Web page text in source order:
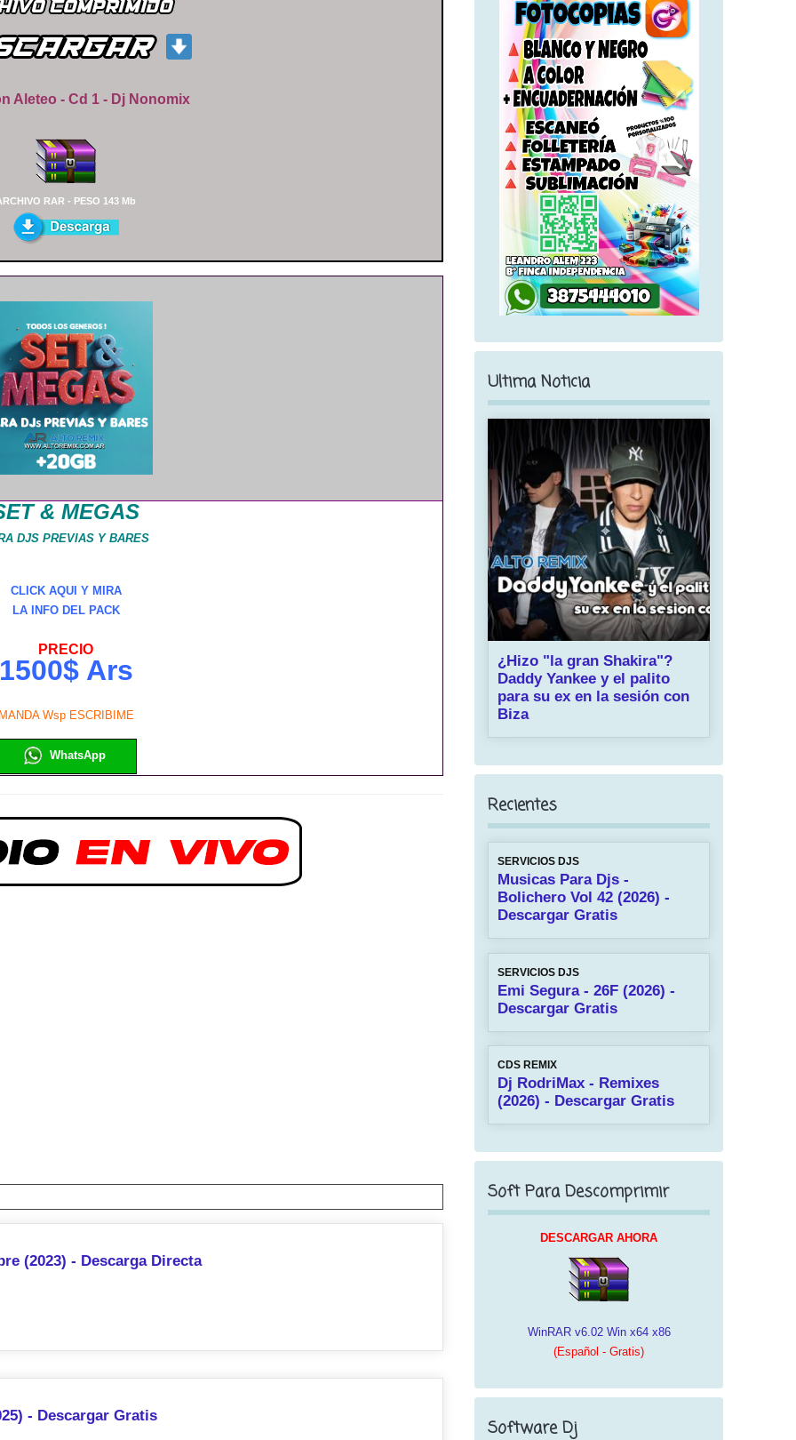
Aleteo - Cd 1 - Dj Nonomix
RAR - PESO 143 Mb
& MEGAS
DJS PREVIAS Y BARES
CLICK AQUI Y MIRA
LA INFO DEL PACK
PRECIO
Ars
Wsp ESCRIBIME
WhatsApp
(2023) - Descarga Directa
- Descargar Gratis
Ultima Noticia
¿Hizo "la gran Shakira"?
Daddy Yankee y el palito
para su ex en la sesión con
Biza
Recientes
SERVICIOS DJS
Musicas Para Djs -
Bolichero Vol 42 (2026) -
Descargar Gratis
SERVICIOS DJS
Emi Segura - 26F (2026) -
Descargar Gratis
CDS REMIX
Dj RodriMax - Remixes
(2026) - Descargar Gratis
Soft Para Descomprimir
DESCARGAR AHORA
WinRAR v6.02 Win x64 x86
(Español - Gratis)
Software Dj